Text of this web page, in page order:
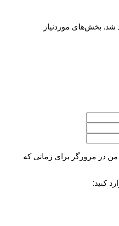
شد. بخش‌های موردنیاز
من در مرورگر برای زمانی که
کنید: